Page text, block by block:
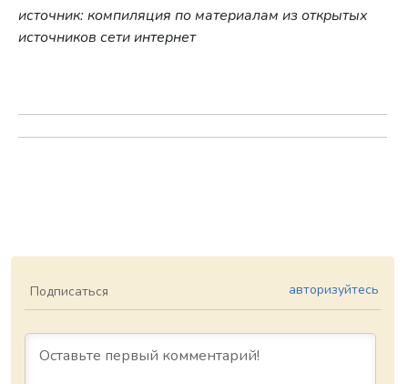
источник: компиляция по материалам из открытых
источников сети интернет
Подписаться авторизуйтесь